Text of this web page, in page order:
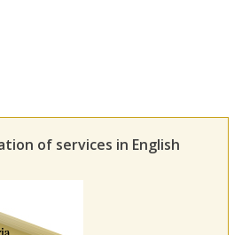
of services in English